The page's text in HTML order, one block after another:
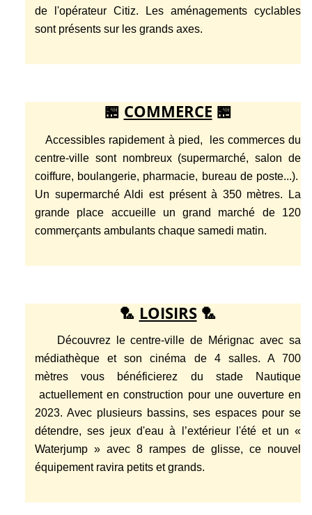
de l'opérateur Citiz. Les aménagements cyclables
sont présents sur les grands axes.
🏪 COMMERCE 🏪
Accessibles rapidement à pied, les commerces du
centre-ville sont nombreux (supermarché, salon de
coiffure, boulangerie, pharmacie, bureau de poste...).
Un supermarché Aldi est présent à 350 mètres. La
grande place accueille un grand marché de 120
commerçants ambulants chaque samedi matin.
🏸 LOISIRS🏸
Découvrez le centre-ville de Mérignac avec sa
médiathèque et son cinéma de 4 salles. A 700
mètres vous bénéficierez du stade Nautique
actuellement en construction pour une ouverture en
2023. Avec plusieurs bassins, ses espaces pour se
détendre, ses jeux d'eau à l’extérieur l'été et un «
Waterjump » avec 8 rampes de glisse, ce nouvel
équipement ravira petits et grands.